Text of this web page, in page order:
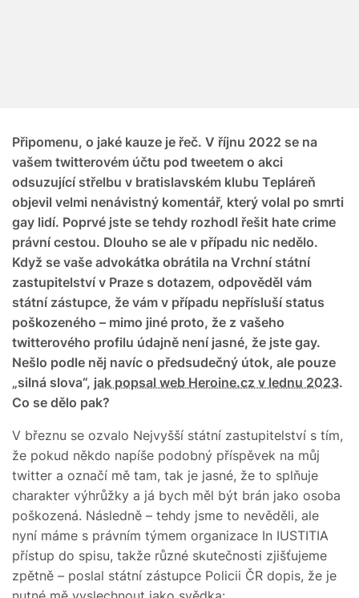
Připomenu, o jaké kauze je řeč. V říjnu 2022 se na
vašem twitterovém účtu pod tweetem o akci
odsuzující střelbu v bratislavském klubu Tepláreň
objevil velmi nenávistný komentář, který volal po smrti
gay lidí. Poprvé jste se tehdy rozhodl řešit hate crime
právní cestou. Dlouho se ale v případu nic nedělo.
Když se vaše advokátka obrátila na Vrchní státní
zastupitelství v Praze s dotazem, odpověděl vám
státní zástupce, že vám v případu nepřísluší status
poškozeného – mimo jiné proto, že z vašeho
twitterového profilu údajně není jasné, že jste gay.
Nešlo podle něj navíc o předsudečný útok, ale pouze
„silná slova“, jak popsal web Heroine.cz v lednu 2023.
Co se dělo pak?
V březnu se ozvalo Nejvyšší státní zastupitelství s tím,
že pokud někdo napíše podobný příspěvek na můj
twitter a označí mě tam, tak je jasné, že to splňuje
charakter výhrůžky a já bych měl být brán jako osoba
poškozená. Následně – tehdy jsme to nevěděli, ale
nyní máme s právním týmem organizace In IUSTITIA
přístup do spisu, takže různé skutečnosti zjišťujeme
zpětně – poslal státní zástupce Policii ČR dopis, že je